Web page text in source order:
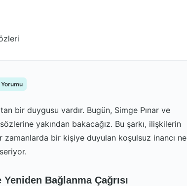
bir duygusu vardır. Bugün, Simge Pınar ve
sözlerine yakından bakacağız. Bu şarkı, ilişkilerin
zamanlarda bir kişiye duyulan koşulsuz inancı ne
Bağlanma Çağrısı